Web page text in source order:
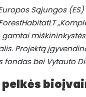
Sąjungos
ForestHabitatLT
Projektą
bei Vytauto